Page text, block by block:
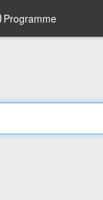
Programme